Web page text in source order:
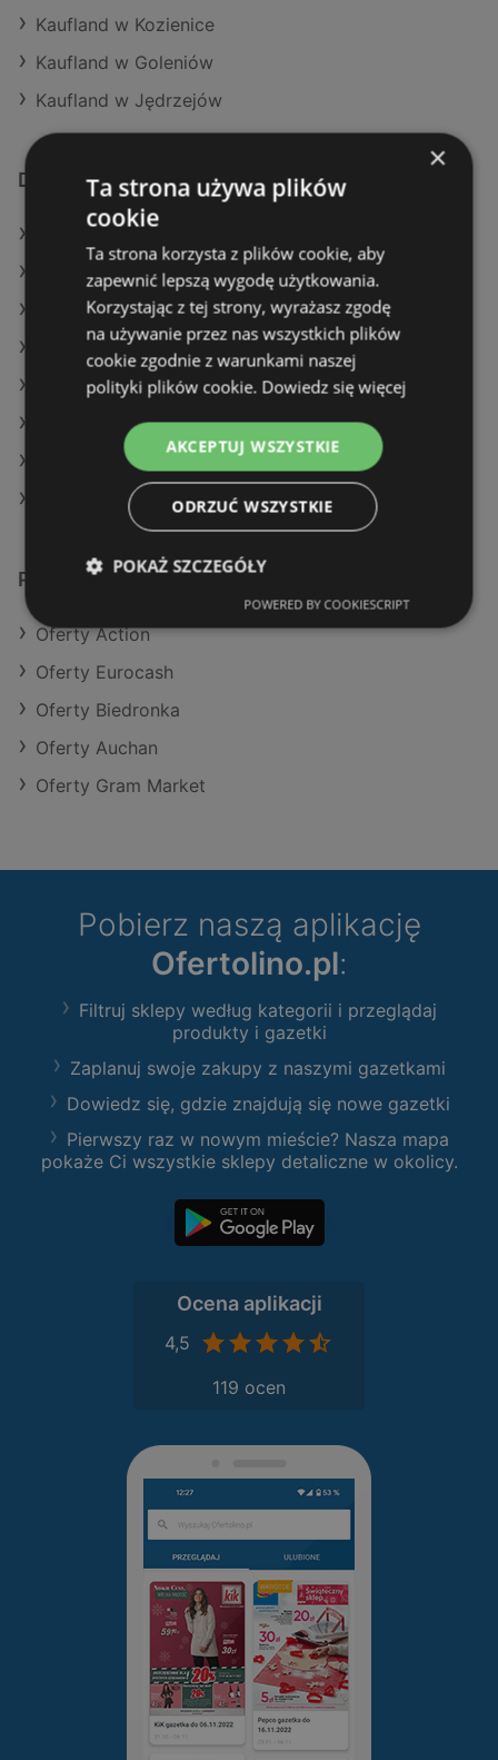
Kaufland w Kozienice
Kaufland w Goleniów
Kaufland w Jędrzejów
Dodatkowe łącza
Oferty Aldi
Oferty Eurocash
Aktualne gazetki SPAR
Aktualne gazetki Action
Aktualne gazetki Auchan
Aktualne gazetki Selgros
Aktualne gazetki E.Leclerc
Podobne sklepy detaliczne
Oferty Action
Oferty Eurocash
Oferty Biedronka
Oferty Auchan
Oferty Gram Market
Pobierz naszą aplikację
Ofertolino.pl:
Filtruj sklepy według kategorii i przeglądaj
produkty i gazetki
Zaplanuj swoje zakupy z naszymi gazetkami
Dowiedz się, gdzie znajdują się nowe gazetki
Pierwszy raz w nowym mieście? Nasza mapa
pokaże Ci wszystkie sklepy detaliczne w okolicy.
Ocena aplikacji
4,5
119 ocen
×
Ta strona używa plików
cookie
Ta strona korzysta z plików cookie, aby
zapewnić lepszą wygodę użytkowania.
Korzystając z tej strony, wyrażasz zgodę
na używanie przez nas wszystkich plików
cookie zgodnie z warunkami naszej
polityki plików cookie. Dowiedz się więcej
AKCEPTUJ WSZYSTKIE
ODRZUĆ WSZYSTKIE
POKAŻ SZCZEGÓŁY
POWERED BY COOKIESCRIPT